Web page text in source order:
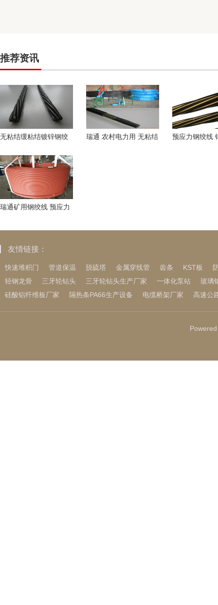
推荐资讯
无粘结缓粘结镀锌钢绞
瑞通 农村电力用 无粘结
预应力钢绞线
瑞通矿用钢绞线 预应力
友情链接：
快速堆积门 管道保温 脱硫塔 金属穿线管 齿条 KST板
轻钢龙骨
三牙轮钻头 三牙轮钻头生产厂家 一体化泵站
玻璃
硅酸铝纤维板厂家
隔热条PA66生产设备 电缆桥架厂家 高速公